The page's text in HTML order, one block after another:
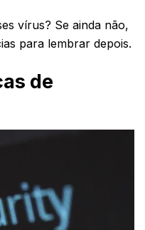
vírus? Se ainda não,
para lembrar depois.
de